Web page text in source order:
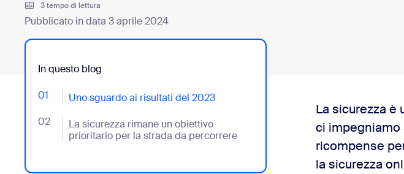
3 tempo di lettura
Pubblicato in data 3 aprile 2024
In questo blog
01 Uno sguardo ai risultati del 2023
- Jumplink to Uno sguardo ai risultati del 2023
02
La sicurezza rimane un obiettivo
prioritario per la strada da percorrere
- Jumplink to La sicurezza rimane un obiettivo prioritario per la strada da
La sicurezza
ci impegniamo
ricompense
la sicurezza